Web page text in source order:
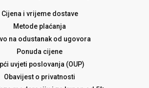
Cijena i vrijeme dostave
Metode plaćanja
na odustanak od ugovora
Ponuda cijene
uvjeti poslovanja (OUP)
Obavijest o privatnosti